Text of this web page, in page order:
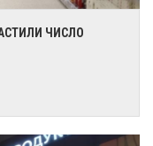
ЧИСЛО